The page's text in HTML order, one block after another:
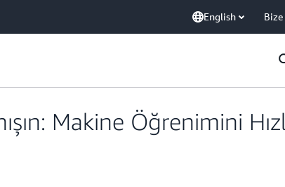
English Bize
Makine Öğrenimini